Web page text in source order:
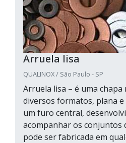
Arruela lisa
QUALINOX / São Paulo - SP
Arruela lisa – é uma chapa
diversos formatos, plana
um furo central,
acompanhar os conjuntos
pode ser fabricada em